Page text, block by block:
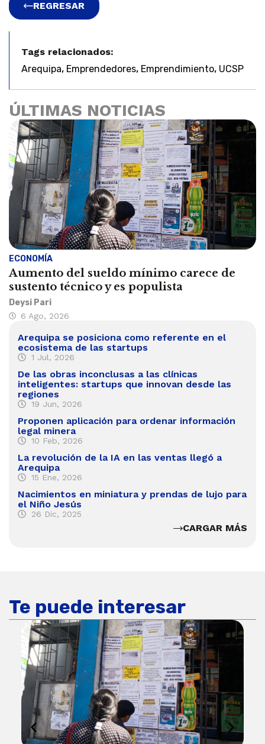
REGRESAR
Tags relacionados:
Arequipa, Emprendedores, Emprendimiento, UCSP
ÚLTIMAS NOTICIAS
ECONOMÍA
Aumento del sueldo mínimo carece de
sustento técnico y es populista
Deysi Pari
6 Ago, 2026
Arequipa se posiciona como referente en el
ecosistema de las startups
1 Jul, 2026
De las obras inconclusas a las clínicas
inteligentes: startups que innovan desde las
regiones
19 Jun, 2026
Proponen aplicación para ordenar información
legal minera
10 Feb, 2026
La revolución de la IA en las ventas llegó a
Arequipa
15 Ene, 2026
Nacimientos en miniatura y prendas de lujo para
el Niño Jesús
26 Dic, 2025
CARGAR MÁS
Te puede interesar